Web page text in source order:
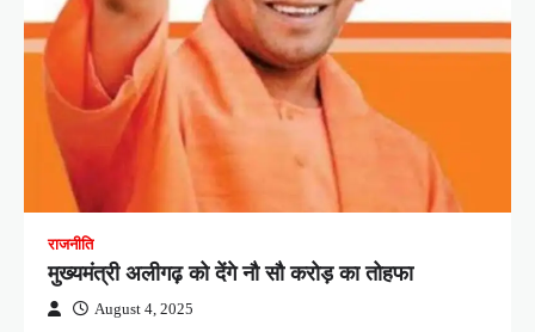
राजनीति
मुख्यमंत्री अलीगढ़ को देंगे नौ सौ करोड़ का तोहफा
August 4, 2025